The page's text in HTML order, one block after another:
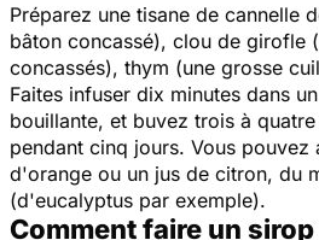
Préparez une tisane de cannelle
bâton concassé), clou de girofle
concassés), thym (une grosse
Faites infuser dix minutes dans
bouillante, et buvez trois à
pendant cinq jours. Vous pouvez
d'orange ou un jus de citron, du
(d'eucalyptus par exemple).
Comment faire un